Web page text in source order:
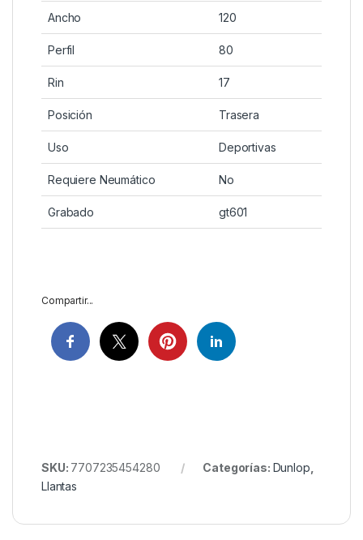
Ancho 120
Perfil 80
Rin 17
Posición Trasera
Uso Deportivas
Requiere Neumático No
Grabado gt601
Compartir...
SKU: 7707235454280 Categorías: Dunlop
Llantas